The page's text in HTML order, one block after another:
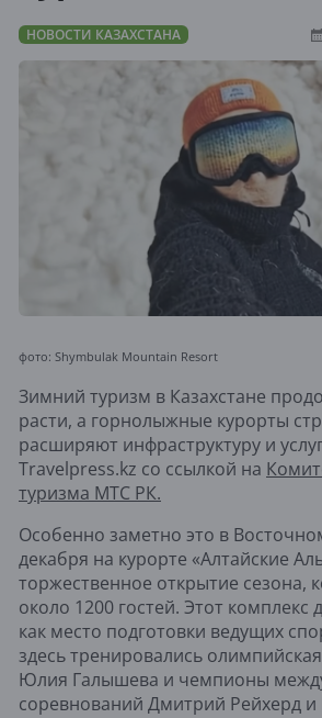
НОВОСТИ КАЗАХСТАНА
фото: Shymbulak Mountain Resort
Зимний туризм в Казахстане
расти, а горнолыжные курорты
расширяют инфраструктуру и
Travelpress.kz со ссылкой на
туризма МТС РК.
Особенно заметно это в
декабря на курорте «Алтайские
торжественное открытие сезона,
около 1200 гостей. Этот комплекс
как место подготовки ведущих
здесь тренировались
Юлия Галышева и чемпионы
соревнований Дмитрий Рейхерд